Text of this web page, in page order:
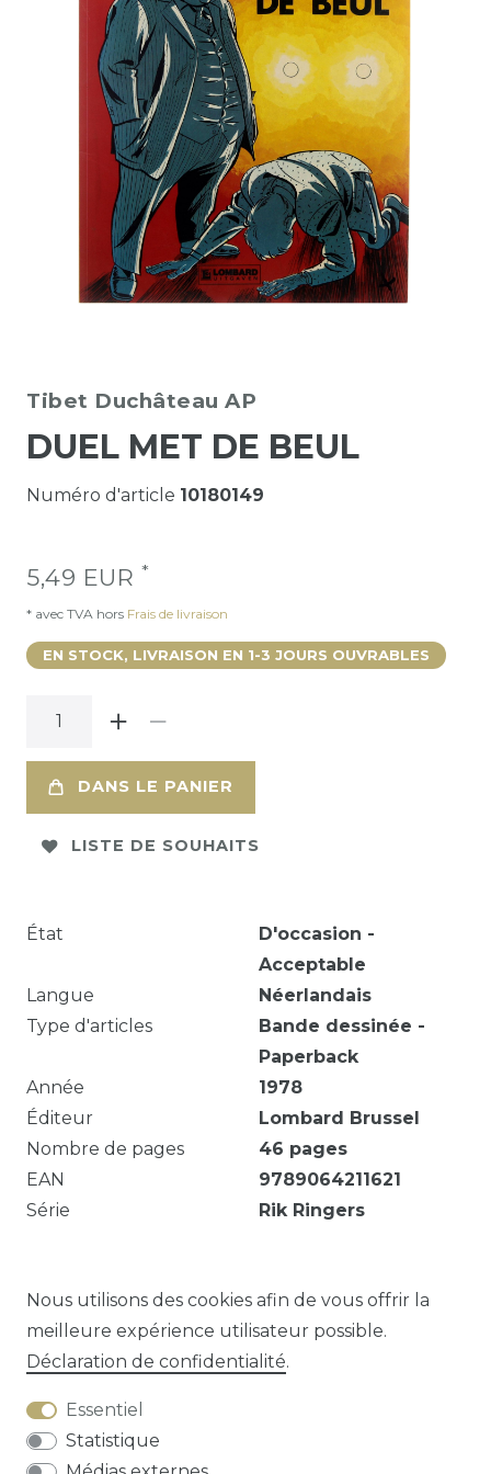
Tibet Duchâteau AP
DUEL MET DE BEUL
Numéro d'article 10180149
5,49 EUR *
* avec TVA hors Frais de livraison
EN STOCK, LIVRAISON EN 1-3 JOURS OUVRABLES
DANS LE PANIER
LISTE DE SOUHAITS
État
D'occasion -
Acceptable
Langue
Néerlandais
Type d'articles
Bande dessinée -
Paperback
Année
1978
Éditeur
Lombard Brussel
Nombre de pages
46 pages
EAN
9789064211621
Série
Rik Ringers
& A.P. Duchateau ; vert. uit het Frans.
Question sur cet article?
Nous utilisons des cookies afin de vous offrir la
meilleure expérience utilisateur possible.
Déclaration de confidentialité.
Essentiel
Statistique